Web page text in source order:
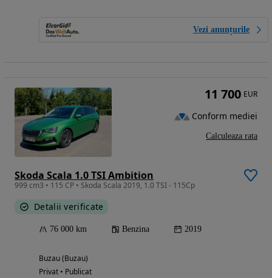
Vezi anunțurile
Skoda Scala 1.0 TSI Ambition
999 cm3 • 115 CP • Skoda Scala 2019, 1.0 TSI - 115Cp
Detalii verificate
76 000 km Benzina 2019
Buzau (Buzau)
Privat • Publicat
11 700 EUR
Conform mediei
Calculeaza rata